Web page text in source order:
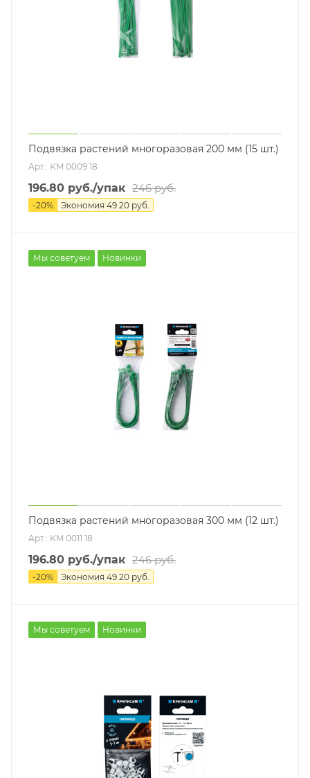
Подвязка растений многоразовая 200 мм (15 шт.)
Арт.: KM 0009 18
196.80 руб./упак 246руб.
-20% Экономия 49.20 руб.
Мы советуем Новинки
Подвязка растений многоразовая 300 мм (12 шт.)
Арт.: KM 0011 18
196.80 руб./упак 246руб.
-20% Экономия 49.20 руб.
Мы советуем Новинки